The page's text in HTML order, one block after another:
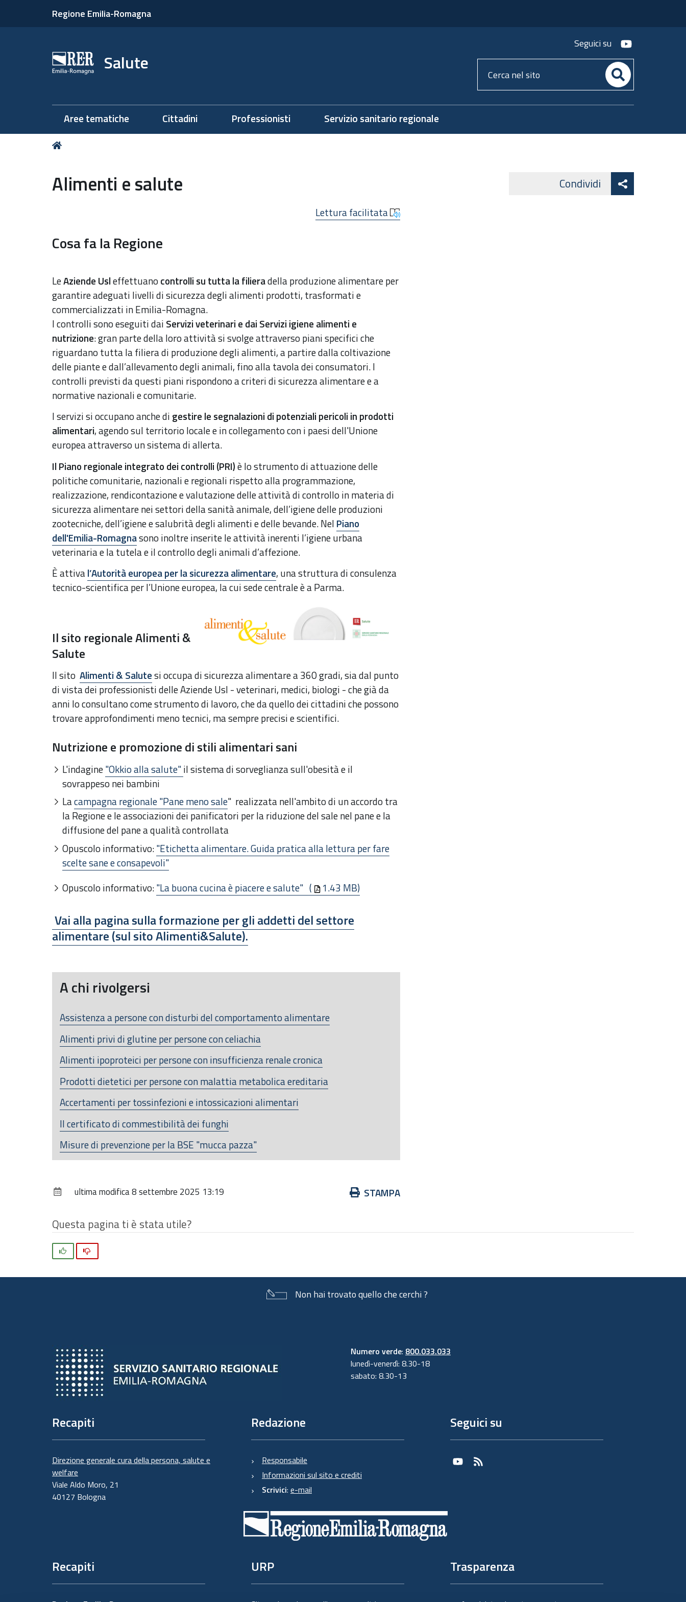
Regione Emilia-Romagna
Salute
Seguici su youtube
Cerca
nel
Aree tematiche Cittadini Professionisti Servizio sanitario regionale
Tu
Alimenti e salute
Lettura facilitata
Cosa fa la Regione
LeAziende Usleffettuanocontrolli su tutta la filieradella produzione alimentare per
garantire adeguati livelli di sicurezza degli alimenti prodotti, trasformati e
commercializzati in Emilia-Romagna.
I controlli sono eseguiti dai Servizi veterinari e dai Servizi igiene alimenti e
nutrizione: gran parte della loro attività si svolge attraverso piani specifici che
riguardano tutta la filiera di produzione degli alimenti, a partire dalla coltivazione
delle piante e dall’allevamento degli animali, fino alla tavola dei consumatori. I
controlli previsti da questi piani rispondono a criteri di sicurezza alimentare e a
normative nazionali e comunitarie.
I servizi si occupano anche di gestire le segnalazioni di potenziali pericoli in prodotti
alimentari, agendo sul territorio locale e in collegamento con i paesi dell'Unione
europea attraverso un sistema di allerta.
Il Piano regionale integrato dei controlli (PRI)è lo strumento di attuazione delle
politiche comunitarie, nazionali e regionali rispetto alla programmazione,
realizzazione, rendicontazione e valutazione delle attività di controllo in materia di
sicurezza alimentare nei settori della sanità animale, dell’igiene delle produzioni
zootecniche, dell’igiene e salubrità degli alimenti e delle bevande. Nel Piano
dell'Emilia-Romagnasono inoltre inserite le attività inerenti l’igiene urbana
veterinaria e la tutela e il controllo degli animali d’affezione.
È attival’Autorità europea per la sicurezza alimentare, una struttura di consulenza
tecnico-scientifica per l’Unione europea, la cui sede centrale è a Parma.
Il sito regionale Alimenti &
Salute
Il sito Alimenti & Salutesi occupa di sicurezza alimentare a 360 gradi, sia dal punto
di vista dei professionisti delle Aziende Usl - veterinari, medici, biologi - che già da
anni lo consultano come strumento di lavoro, che da quello dei cittadini che possono
trovare approfondimenti meno tecnici, ma sempre precisi e scientifici.
Nutrizione e promozione di stili alimentari sani
L'indagine"Okkio alla salute"il sistema di sorveglianza sull'obesità e il
sovrappeso nei bambini
Lacampagna regionale "Pane meno sale" realizzata nell'ambito di un accordo tra
la Regione e le associazioni dei panificatori per la riduzione del sale nel pane e la
diffusione del pane a qualità controllata
Opuscolo informativo:"Etichetta alimentare. Guida pratica alla lettura per fare
scelte sane e consapevoli"
Opuscolo informativo:"La buona cucina è piacere e salute" ( 1.43 MB)
Vai alla pagina sulla formazione per gli addetti del settore
alimentare (sul sito Alimenti&Salute).
A chi rivolgersi
Assistenza a persone con disturbi del comportamento alimentare
Alimenti privi di glutine per persone con celiachia
Alimenti ipoproteici per persone con insufficienza renale cronica
Prodotti dietetici per persone con malattia metabolica ereditaria
Accertamenti per tossinfezioni e intossicazioni alimentari
Il certificato di commestibilità dei funghi
Misure di prevenzione per la BSE "mucca pazza"
AzioniSTAMPA
ultima modifica8 settembre 2025 13:19
Condividi Facebook
condividi
Questa pagina ti è stata utile?
Non hai trovato quello che cerchi ?
Numero verde: 800.033.033
lunedì-venerdì: 8.30-18
sabato: 8.30-13
Recapiti
Direzione generale cura della persona, salute e
welfare
Viale Aldo Moro, 21
40127 Bologna
Redazione
Responsabile
Informazioni sul sito e crediti
Scrivici: e-mail
Seguici su
Youtube
RSS
Recapiti URP Trasparenza